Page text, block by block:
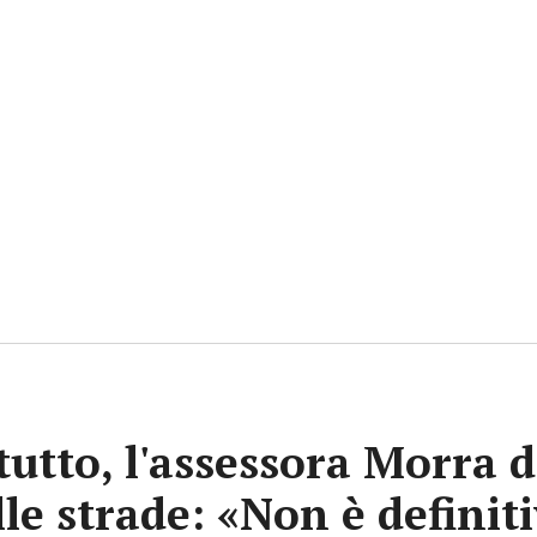
l'assessora Morra
strade: «Non è